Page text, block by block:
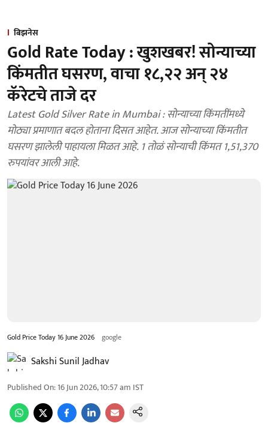
बिझनेस
Gold Rate Today : खुशखबर! सोन्याच्या
किंमतीत घसरण, वाचा १८,२२ अन् २४
कॅरेटचे ताजे दर
Latest Gold Silver Rate in Mumbai : सोन्याच्या किंमतींमध्ये
मोठ्या प्रमाणात बदल होताना दिसत आहेत. आज सोन्याच्या किंमतीत
घसरण झालेली पाहायला मिळत आहे. 1 तोळं सोन्याची किंमत 1,51,370
रुपयांवर आली आहे.
Gold Price Today 16 June 2026 google
Sakshi Sunil Jadhav
Published On:16 Jun 2026, 10:57 am IST